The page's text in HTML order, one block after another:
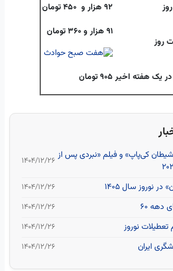
92 هزار و 450 تومان
روز
91 هزار و 360 تومان
یک هفته اخیر 905 تومان
کی‌پاپ» و فیلم «نبردی پس از ۱۴۰۴/۱۲/۲۶
نوروز سال ۱۴۰۵ ۱۴۰۴/۱۲/۲۶
دهه ۶۰ ۱۴۰۴/۱۲/۲۶
تعطیلات نوروز ۱۴۰۴/۱۲/۲۶
ایران ۱۴۰۴/۱۲/۲۶